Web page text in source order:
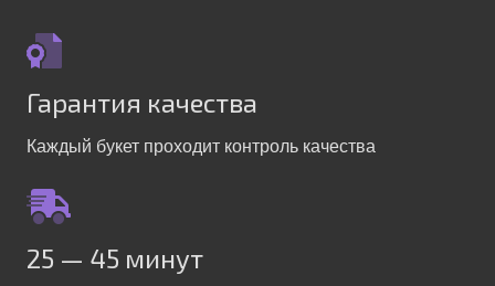
Гарантия качества
Каждый букет проходит контроль качества
25 — 45 минут